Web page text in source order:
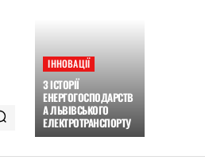
ІННОВАЦІЇ
З ІСТОРІЇ
ЕНЕРГОГОСПОДАРСТВ
А ЛЬВІВСЬКОГО
ЕЛЕКТРОТРАНСПОРТУ